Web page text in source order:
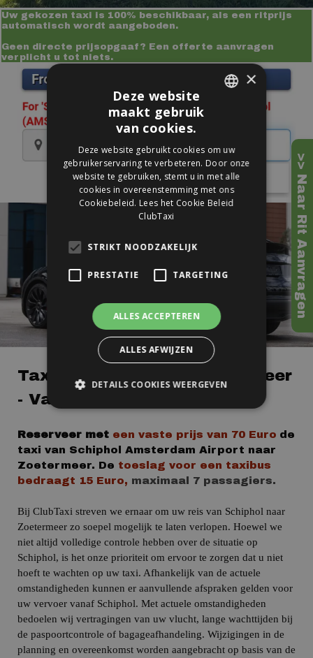
Uw gekozen taxi is 100% beschikbaar, als een ritprijs
automatisch wordt aangeboden.
Geen directe prijsopgaaf? Een offerte aanvragen
verplicht u tot niets.
Taxi Schiphol Naar Zoetermeer
- Vaste Prijs!
Reserveer met een vaste prijs van 70 Euro de
taxi van Schiphol Amsterdam Airport naar
Zoetermeer. De toeslag voor een taxibus
bedraagt 15 Euro, maximaal 7 passagiers.
Bij ClubTaxi streven we ernaar om uw reis van Schiphol naar
Zoetermeer zo soepel mogelijk te laten verlopen. Hoewel we
niet altijd volledige controle hebben over de situatie op
Schiphol, is het onze prioriteit om ervoor te zorgen dat u niet
hoeft te wachten op uw taxi. Afhankelijk van de actuele
omstandigheden kunnen er aanvullende afspraken gelden voor
uw vervoer vanaf Schiphol. Met actuele omstandigheden
bedoelen wij vertragingen van uw vlucht, lange wachttijden bij
de paspoortcontrole of bagageafhandeling. Wijzigingen in de
planning en overeenkomst worden aangebracht op basis van de
>> Naar Rit Aanvragen
×
Deze website
maakt gebruik
van cookies.
Deze website gebruikt cookies om uw
gebruikerservaring te verbeteren. Door onze
website te gebruiken, stemt u in met alle
cookies in overeenstemming met ons
Cookiebeleid. Lees het Cookie Beleid
ClubTaxi
STRIKT NOODZAKELIJK
PRESTATIE TARGETING
ALLES ACCEPTEREN
ALLES AFWIJZEN
DETAILS COOKIES WEERGEVEN